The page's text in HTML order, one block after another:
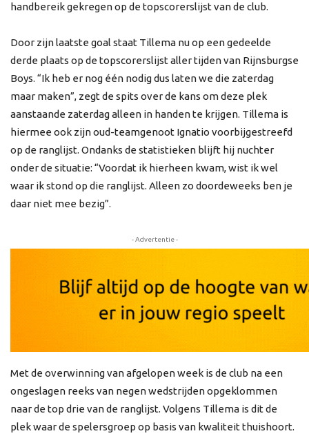
handbereik gekregen op de topscorerslijst van de club.
Door zijn laatste goal staat Tillema nu op een gedeelde
derde plaats op de topscorerslijst aller tijden van Rijnsburgse
Boys. “Ik heb er nog één nodig dus laten we die zaterdag
maar maken”, zegt de spits over de kans om deze plek
aanstaande zaterdag alleen in handen te krijgen. Tillema is
hiermee ook zijn oud-teamgenoot Ignatio voorbijgestreefd
op de ranglijst. Ondanks de statistieken blijft hij nuchter
onder de situatie: “Voordat ik hierheen kwam, wist ik wel
waar ik stond op die ranglijst. Alleen zo doordeweeks ben je
daar niet mee bezig”.
- Advertentie -
Met de overwinning van afgelopen week is de club na een
ongeslagen reeks van negen wedstrijden opgeklommen
naar de top drie van de ranglijst. Volgens Tillema is dit de
plek waar de spelersgroep op basis van kwaliteit thuishoort.